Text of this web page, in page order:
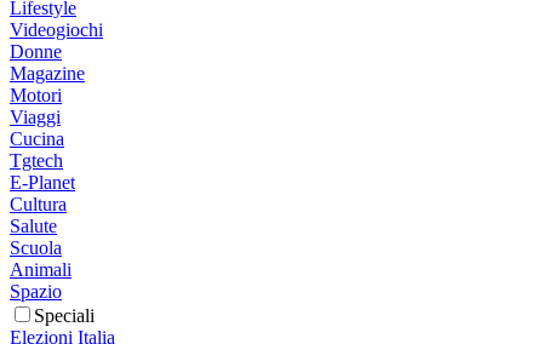
Lifestyle
Videogiochi
Donne
Magazine
Motori
Viaggi
Cucina
Tgtech
E-Planet
Cultura
Salute
Scuola
Animali
Spazio
Speciali
Elezioni Italia